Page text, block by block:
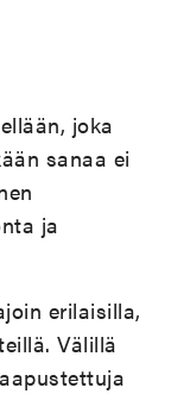
joka
sanaa ei
ja
erilaisilla,
Välillä